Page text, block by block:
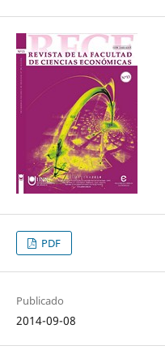
PDF
Publicado
2014-09-08